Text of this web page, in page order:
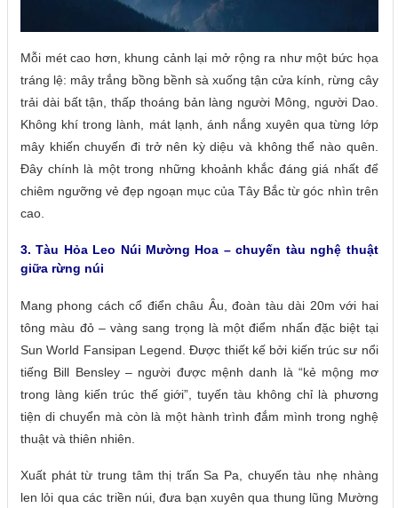
Mỗi mét cao hơn, khung cảnh lại mở rộng ra như một bức họa
tráng lệ: mây trắng bồng bềnh sà xuống tận cửa kính, rừng cây
trải dài bất tận, thấp thoáng bản làng người Mông, người Dao.
Không khí trong lành, mát lạnh, ánh nắng xuyên qua từng lớp
mây khiến chuyến đi trở nên kỳ diệu và không thể nào quên.
Đây chính là một trong những khoảnh khắc đáng giá nhất để
chiêm ngưỡng vẻ đẹp ngoạn mục của Tây Bắc từ góc nhìn trên
cao.
3. Tàu Hỏa Leo Núi Mường Hoa –chuyến tàu nghệ thuật
giữa rừng núi
Mang phong cách cổ điển châu Âu, đoàn tàu dài 20m với hai
tông màu đỏ – vàng sang trọng là một điểm nhấn đặc biệt tại
Sun World Fansipan Legend. Được thiết kế bởi kiến trúc sư nổi
tiếng Bill Bensley – người được mệnh danh là “kẻ mộng mơ
trong làng kiến trúc thế giới”, tuyến tàu không chỉ là phương
tiện di chuyển mà còn là một hành trình đắm mình trong nghệ
thuật và thiên nhiên.
Xuất phát từ trung tâm thị trấn Sa Pa, chuyến tàu nhẹ nhàng
len lỏi qua các triền núi, đưa bạn xuyên qua thung lũng Mường